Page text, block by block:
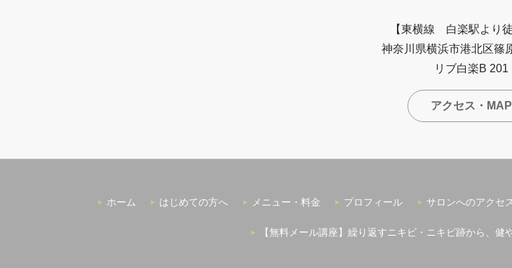
【東横線 白楽駅より徒
神奈川県横浜市港北区篠
リブ白楽B 201
アクセス・MAP
ホーム はじめての方へ メニュー・料金 プロフィール サロンへのアクセス
【無料メール講座】繰り返すニキビ・ニキビ跡から、